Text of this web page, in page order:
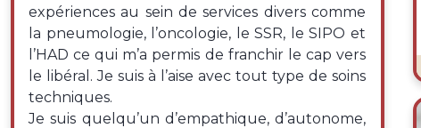
expériences au sein de services divers comme
la pneumologie, l’oncologie, le SSR, le SIPO et
l’HAD ce qui m’a permis de franchir le cap vers
le libéral. Je suis à l’aise avec tout type de soins
techniques.
Je suis quelqu’un d’empathique, d’autonome,